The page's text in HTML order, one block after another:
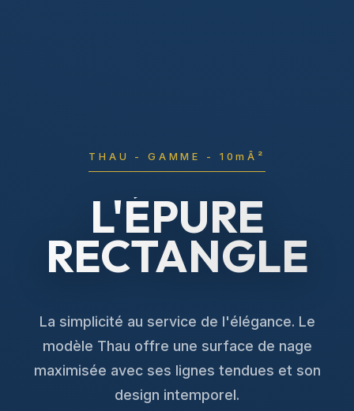
THAU - GAMME - 10mÂ²
L'ÉPURE
RECTANGLE
La simplicité au service de l'élégance. Le
modèle Thau offre une surface de nage
maximisée avec ses lignes tendues et son
design intemporel.